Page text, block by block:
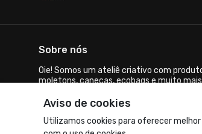
Aviso de cookies
Utilizamos cookies para oferecer
Sobre nós
Oie! Somos um ateliê criativo com
moletons, canecas, ecobags e muito